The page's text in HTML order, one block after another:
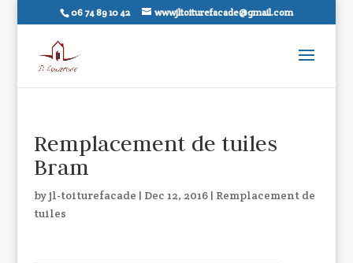
06 74 89 10 42 wwwjltoiturefacade@gmail.com
Remplacement de tuiles
Bram
byjl-toiturefacade | Dec 12, 2016| Remplacement de
tuiles